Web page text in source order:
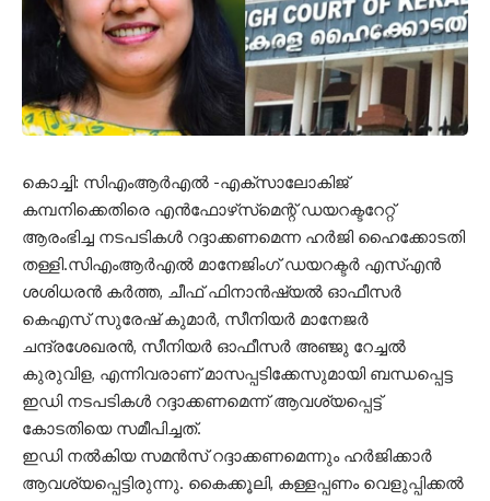
കൊച്ചി: സിഎംആർഎൽ -എക്സാലോകിജ്
കമ്പനിക്കെതിരെ എൻഫോഴ്‌സ്‌മെന്റ് ഡയറക്ടറേറ്റ്
ആരംഭിച്ച നടപടികൾ റദ്ദാക്കണമെന്ന ഹർജി ഹൈക്കോടതി
തള്ളി.സിഎംആർഎൽ മാനേജിംഗ് ഡയറക്ടർ എസ്എൻ
ശശിധരൻ കർത്ത, ചീഫ് ഫിനാൻഷ്യൽ ഓഫീസർ
കെഎസ് സുരേഷ് കുമാർ, സീനിയർ മാനേജർ
ചന്ദ്രശേഖരൻ, സീനിയർ ഓഫീസർ അഞ്ജു റേച്ചൽ
കുരുവിള, എന്നിവരാണ് മാസപ്പടിക്കേസുമായി ബന്ധപ്പെട്ട
ഇഡി നടപടികൾ റദ്ദാക്കണമെന്ന് ആവശ്യപ്പെട്ട്
കോടതിയെ സമീപിച്ചത്.
ഇഡി നൽകിയ സമൻസ് റദ്ദാക്കണമെന്നും ഹർജിക്കാർ
ആവശ്യപ്പെട്ടിരുന്നു. കൈക്കൂലി, കള്ളപ്പണം വെളുപ്പിക്കൽ